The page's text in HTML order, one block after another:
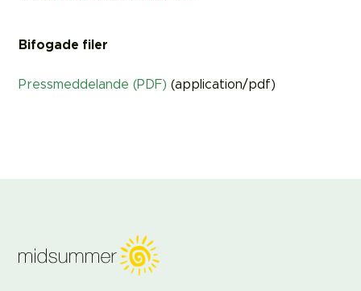
Bifogade filer
Pressmeddelande (PDF) (application/pdf)